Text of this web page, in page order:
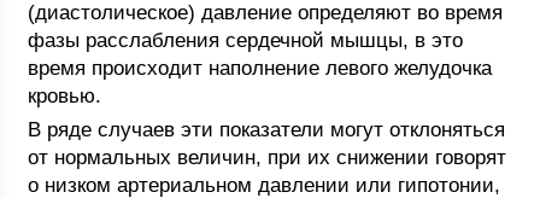
(диастолическое) давление определяют во время
фазы расслабления сердечной мышцы, в это
время происходит наполнение левого желудочка
кровью.
В ряде случаев эти показатели могут отклоняться
от нормальных величин, при их снижении говорят
о низком артериальном давлении или гипотонии,